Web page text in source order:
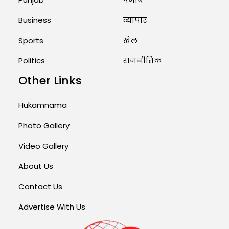
Business
Sports
Politics
व्यापार
खेल
राजनीतिक
Other Links
Hukamnama
Photo Gallery
Video Gallery
About Us
Contact Us
Advertise With Us